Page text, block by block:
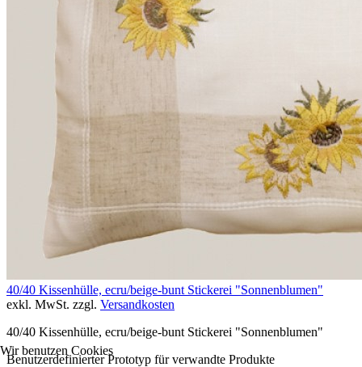
40/40 Kissenhülle, ecru/beige-bunt Stickerei "Sonnenblumen"
exkl. MwSt. zzgl. Versandkosten
40/40 Kissenhülle, ecru/beige-bunt Stickerei "Sonnenblumen"
Benutzerdefinierter Prototyp für verwandte Produkte
Wir benutzen Cookies